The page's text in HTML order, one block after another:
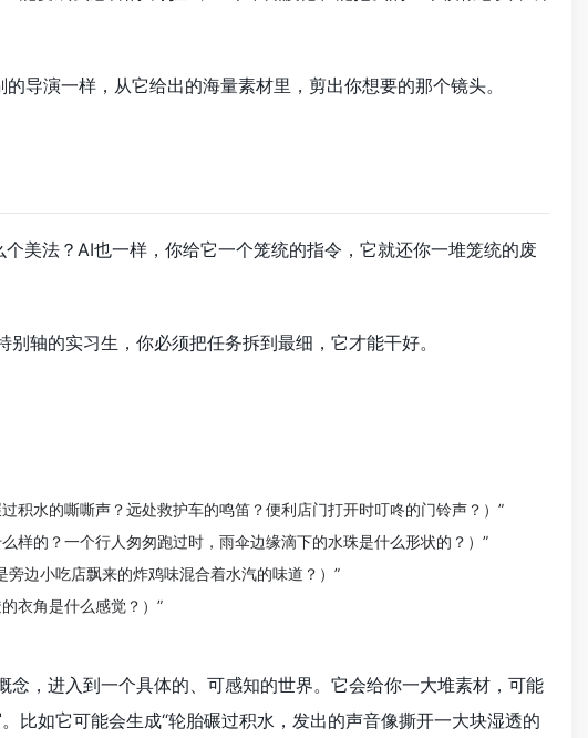
导演一样，从它给出的海量素材里，剪出你想要的那个镜头。
美法？AI也一样，你给它一个笼统的指令，它就还你一堆笼统的废
轴的实习生，你必须把任务拆到最细，它才能干好。
积水的嘶嘶声？远处救护车的鸣笛？便利店门打开时叮咚的门铃声？）”
样的？一个行人匆匆跑过时，雨伞边缘滴下的水珠是什么形状的？）”
旁边小吃店飘来的炸鸡味混合着水汽的味道？）”
衣角是什么感觉？）”
念，进入到一个具体的、可感知的世界。它会给你一大堆素材，可能
比如它可能会生成“轮胎碾过积水，发出的声音像撕开一大块湿透的